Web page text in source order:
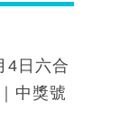
4日六合
中獎號